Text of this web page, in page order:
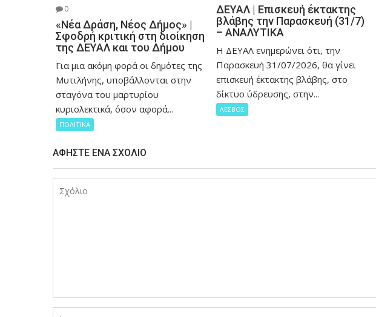
0
«Νέα Δράση, Νέος Δήμος» |
Σφοδρή κριτική στη διοίκηση
της ΔΕΥΑΛ και του Δήμου
Για μια ακόμη φορά οι δημότες της
Μυτιλήνης, υποβάλλονται στην
σταγόνα του μαρτυρίου
κυριολεκτικά, όσον αφορά...
ΠΟΛΙΤΙΚΑ
ΔΕΥΑΛ | Επισκευή έκτακτης
βλάβης την Παρασκευή (31/7)
– ΑΝΑΛΥΤΙΚΑ
Η ΔΕΥΑΛ ενημερώνει ότι, την
Παρασκευή 31/07/2026, θα γίνει
επισκευή έκτακτης βλάβης, στο
δίκτυο ύδρευσης, στην...
ΛΕΣΒΟΣ
ΑΦΉΣΤΕ ΈΝΑ ΣΧΌΛΙΟ